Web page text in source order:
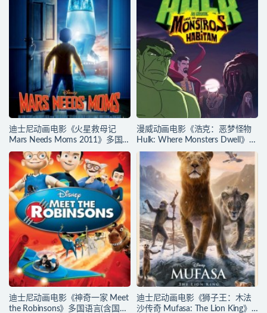
迪士尼动画电影《火星救母记
Mars Needs Moms 2011》多国
语言(含国语)+多国字幕(含中文)
官方纯净收藏版
720P/MKV/3.89G 动画片下载
漫威动画电影《浩克：恶梦怪物
Hulk: Where Monsters Dwell》多
国语言(含国语)+多国字幕(含中文)
官方纯净收藏版
720P/MKV/2.15G 漫威动画片下
载
迪士尼动画电影《神奇一家 Meet
the Robinsons》多国语言(含国
迪士尼动画电影《狮子王：木法
沙传奇 Mufasa: The Lion King》